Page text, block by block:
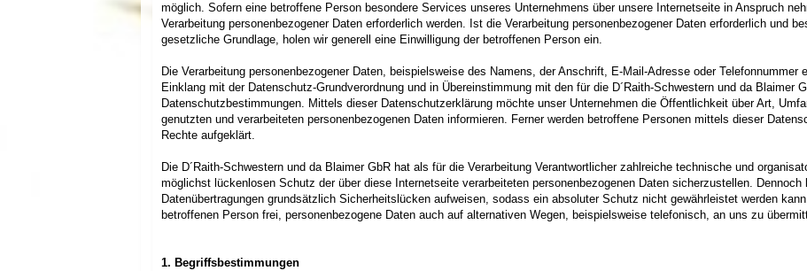
möglich. Sofern eine betroffene Person besondere Services unseres Unternehmens über unsere Internetseite in Anspruch
Verarbeitung personenbezogener Daten erforderlich werden. Ist die Verarbeitung personenbezogener Daten erforderlich und
gesetzliche Grundlage, holen wir generell eine Einwilligung der betroffenen Person ein.
Die Verarbeitung personenbezogener Daten, beispielsweise des Namens, der Anschrift, E-Mail-Adresse oder
Einklang mit der Datenschutz-Grundverordnung und in Übereinstimmung mit den für die D´Raith-Schwestern und da Blaimer
Datenschutzbestimmungen. Mittels dieser Datenschutzerklärung möchte unser Unternehmen die Öffentlichkeit über Art,
genutzten und verarbeiteten personenbezogenen Daten informieren. Ferner werden betroffene Personen mittels dieser
Rechte aufgeklärt.
Die D´Raith-Schwestern und da Blaimer GbR hat als für die Verarbeitung Verantwortlicher zahlreiche technische und
möglichst lückenlosen Schutz der über diese Internetseite verarbeiteten personenbezogenen Daten sicherzustellen. Dennoch
Datenübertragungen grundsätzlich Sicherheitslücken aufweisen, sodass ein absoluter Schutz nicht gewährleistet werden
betroffenen Person frei, personenbezogene Daten auch auf alternativen Wegen, beispielsweise telefonisch, an uns zu
1. Begriffsbestimmungen